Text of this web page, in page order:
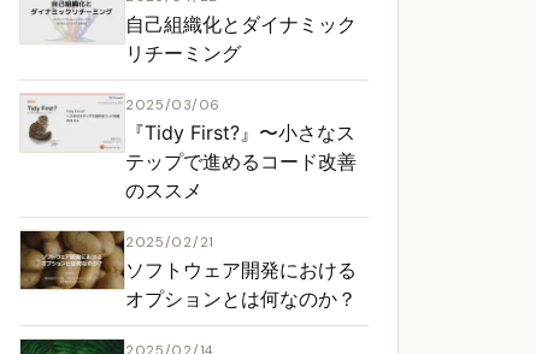
自己組織化とダイナミック
リチーミング
2025/03/06
『Tidy First?』〜小さなス
テップで進めるコード改善
のススメ
2025/02/21
ソフトウェア開発における
オプションとは何なのか？